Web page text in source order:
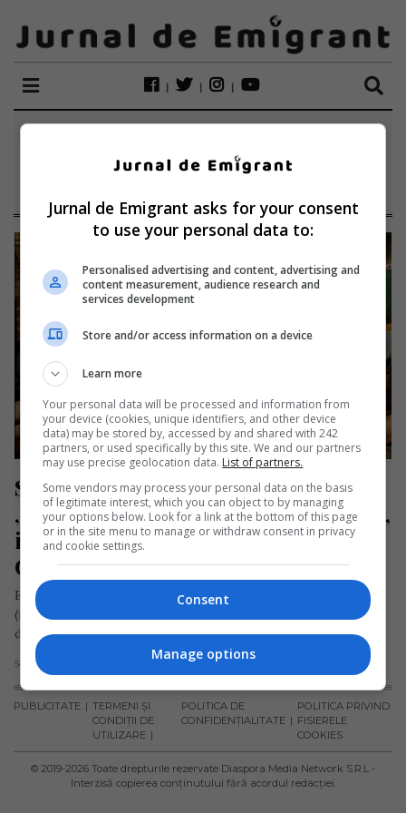
CLAUDE
UNSINGER
Străini îndrăgostiți de România:
„Am trăit acolo momente de neuitat,
invitații la nunți, petreceri de
Crăciun și Paște”
Edith și Claude Unsinger, un cuplu de francezi din Alsacia
(fostă regiune din estul Franței), au fost intervievați recent
de…
Scris de Redacția Jurnal de Emigrant - luni, 21 noiembrie 2022
PUBLICITATE
TERMENI ȘI
CONDIȚII DE
UTILIZARE
POLITICA DE
CONFIDENȚIALITATE
POLITICA PRIVIND
FISIERELE
COOKIES
© 2019-2026 Toate drepturile rezervate Diaspora Media Network S.R.L -
Interzisă copierea conținutului fără acordul redacției.
Jurnal de Emigrant asks for your consent
to use your personal data to:
Personalised advertising and content, advertising and
content measurement, audience research and
services development
Store and/or access information on a device
Learn more
Your personal data will be processed and information from
your device (cookies, unique identifiers, and other device
data) may be stored by, accessed by and shared with 242
partners, or used specifically by this site. We and our partners
may use precise geolocation data. List of partners.
Some vendors may process your personal data on the basis
of legitimate interest, which you can object to by managing
your options below. Look for a link at the bottom of this page
or in the site menu to manage or withdraw consent in privacy
and cookie settings.
Consent
Manage options